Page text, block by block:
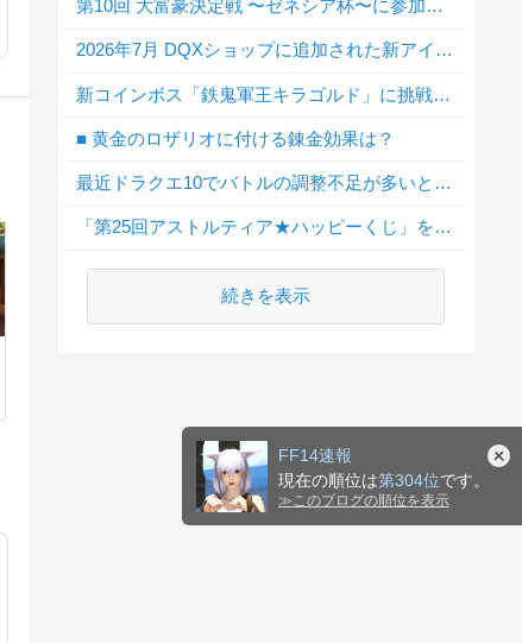
FF14速報
現在の順位は第304位です。
≫ このブログの順位を表示
第10回 大富豪決定戦 〜ゼネシア杯〜に参加しましたか？
2026年7月 DQXショップに追加された新アイテムで欲しい物はありますか？
新コインボス「鉄鬼軍王キラゴルド」に挑戦しましたか？
■ 黄金のロザリオに付ける錬金効果は？
最近ドラクエ10でバトルの調整不足が多いと思う？
「第25回アストルティア★ハッピーくじ」を買いますか？
続きを表示